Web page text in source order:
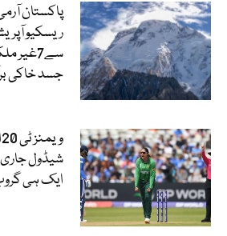
پاکستان
ریسکیو
سے7غیر
جسد خاکی
شیڈول
ایک ہی